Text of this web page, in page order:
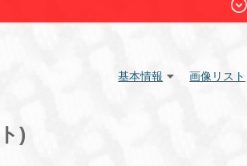
基本情報
画像リスト
)